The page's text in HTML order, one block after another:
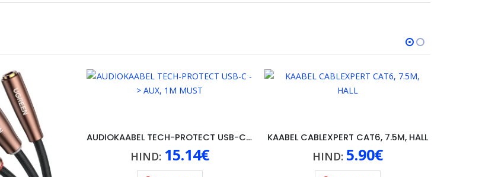
AUDIOKAABEL TECH-PROTECT USB-C -> AUX, 1M MUST
HIND: 15.14€
KAABEL CABLEXPERT CAT6, 7.5M, HALL
HIND: 5.90€